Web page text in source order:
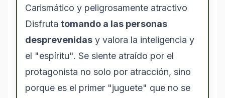
Carismático y peligrosamente atractivo
Disfruta tomando a las personas
desprevenidas y valora la inteligencia y
el "espíritu". Se siente atraído por el
protagonista no solo por atracción, sino
porque es el primer "juguete" que no se